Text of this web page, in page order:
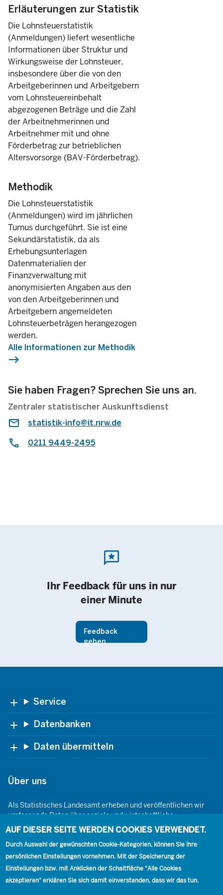
Solidaritätszuschlag
Kirchensteuer und Beiträge zu Kammern
An die Finanzverwaltung abzuführender Betrag
Maximale Zahl der beschäftigten Arbeitnehmer/-innen
Maximale Zahl der beschäftigten Arbeitnehmer/-innen
BAV-Förderbetrag
Erläuterungen zur Statistik
Die Lohnsteuerstatistik
(Anmeldungen) liefert wesentliche
Informationen über Struktur und
Wirkungsweise der Lohnsteuer,
insbesondere über die von den
Arbeitgeberinnen und Arbeitgebern
vom Lohnsteuereinbehalt
abgezogenen Beträge und die Zahl
der Arbeitnehmerinnen und
Arbeitnehmer mit und ohne
Förderbetrag zur betrieblichen
Altersvorsorge (BAV-Förderbetrag).
Methodik
Die Lohnsteuerstatistik
(Anmeldungen) wird im jährlichen
Turnus durchgeführt. Sie ist eine
Sekundärstatistik, da als
Erhebungsunterlagen
Datenmaterialien der
Finanzverwaltung mit
anonymisierten Angaben aus den
von den Arbeitgeberinnen und
Arbeitgebern angemeldeten
Lohnsteuerbeträgen herangezogen
werden.
Alle Informationen zur Methodik
east
Sie haben Fragen? Sprechen Sie uns an.
Zentraler statistischer Auskunftsdienst
statistik-info@it.nrw.de
0211 9449-2495
reviews
Ihr Feedback für uns in nur
einer Minute
Feedback
geben
Footer Service
Datenbanken
Daten übermitteln
Über uns
Als Statistisches Landesamt erheben und veröffentlichen wir
umfassende Daten über soziale und wirtschaftliche
Gegebenheiten. Dabei sind wir den Grundsätzen der Neutralität,
Objektivität, wissenschaftlichen Unabhängigkeit und der
statistischen Geheimhaltung verpflichtet.
Footer
Kontakt Presse Karriere
AUF DIESER SEITE WERDEN COOKIES VERWENDET.
Durch Auswahl der gewünschten Cookie-Kategorien, können Sie ihre
persönlichen Einstellungen vornehmen. Mit der Speicherung der
Einstellungen bzw. mit Anklicken der Schaltfläche "Alle Cookies
akzeptieren" erklären Sie sich damit einverstanden, dass wir das tun.